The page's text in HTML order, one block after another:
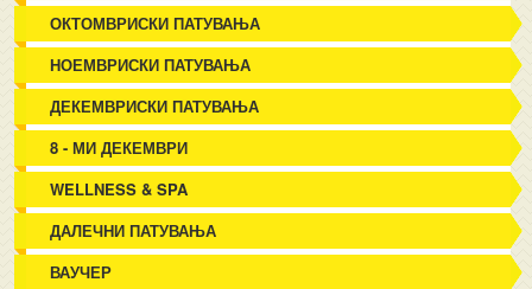
ОКТОМВРИСКИ ПАТУВАЊА
НОЕМВРИСКИ ПАТУВАЊА
ДЕКЕМВРИСКИ ПАТУВАЊА
8 - МИ ДЕКЕМВРИ
WELLNESS & SPA
ДАЛЕЧНИ ПАТУВАЊА
ВАУЧЕР